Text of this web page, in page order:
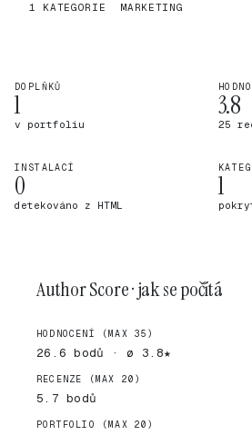
1 KATEGORIE
MARKETING
DOPLŇKŮ
1
v portfoliu
3.8
25
INSTALACÍ
0
detekováno z HTML
1
Author Score · jak se počítá
HODNOCENÍ (MAX 35)
26.6 bodů · ø 3.8★
RECENZE (MAX 20)
5.7 bodů
PORTFOLIO (MAX 20)